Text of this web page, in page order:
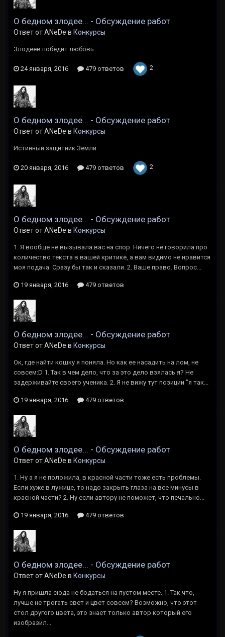
О бедном злодее... - Обсуждение работ
Ответ от ANeDe в Конкурсы
Злодеев победит любовь
24 января, 2016 479 ответов 2
О бедном злодее... - Обсуждение работ
Ответ от ANeDe в Конкурсы
Истинный защитник Земли
20 января, 2016 479 ответов 2
О бедном злодее... - Обсуждение работ
Ответ от ANeDe в Конкурсы
1. Я вообще не вызывала вас на спор. Ничего не говорила про
количество текста в вашей критике, а вам видимо не нравится
моя подача. Сразу бы так и сказали. 2. Ваше право. Вопрос...
19 января, 2016 479 ответов
О бедном злодее... - Обсуждение работ
Ответ от ANeDe в Конкурсы
Ок, где найти кошку я поняла. Но как ее насадить на лом, не
совсем:D 1. Так в чем дело, что за это дело взялась я? Не
задерживайте своего ученика. 2. Я не вижу тут позиции "я так...
19 января, 2016 479 ответов
О бедном злодее... - Обсуждение работ
Ответ от ANeDe в Конкурсы
1. Ну а я не положила, в красной части тоже есть проблемы.
Если хуже в лужице, то надо закрыть глаза на все минусы в
красной части? 2. Ну если автору не поможет, что печально...
19 января, 2016 479 ответов
О бедном злодее... - Обсуждение работ
Ответ от ANeDe в Конкурсы
Ну я пришла сюда не бодаться на пустом месте. 1. Так что,
лучше не трогать свет и цвет совсем? Возможно, что этот
стол другого цвета, это знает только автор который его
изобразил...